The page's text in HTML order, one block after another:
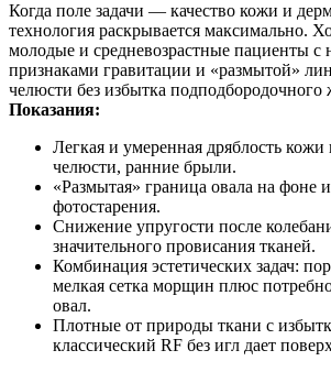
Когда поле задачи — качество кожи и
технология раскрывается максимально.
молодые и средневозрастные пациенты с
признаками гравитации и «размытой»
челюсти без избытка подподбородочного
Показания:
Легкая и умеренная дряблость
челюсти, ранние брыли.
«Размытая» граница овала на фоне
фотостарения.
Снижение упругости после
значительного провисания тканей.
Комбинация эстетических задач:
мелкая сетка морщин плюс
овал.
Плотные от природы ткани с
классический RF без игл дает